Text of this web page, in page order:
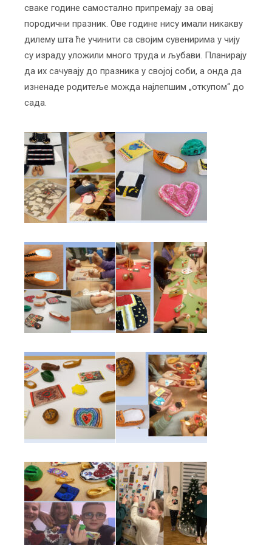
сваке године самостално припремају за овај
породични празник. Ове године нису имали никакву
дилему шта ће учинити са својим сувенирима у чију
су израду уложили много труда и љубави. Планирају
да их сачувају до празника у својој соби, а онда да
изненаде родитеље можда најлепшим „откупом“ до
сада.